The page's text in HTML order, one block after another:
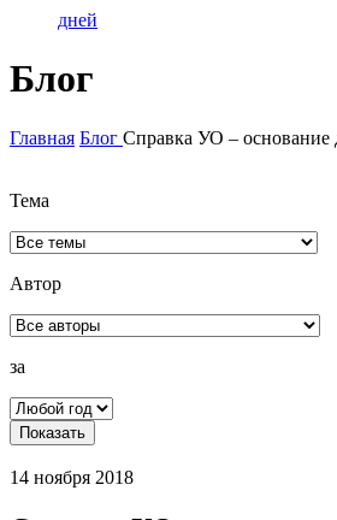
дней
Блог
Главная Блог Справка УО – основание
Тема
Автор
за
Показать
14 ноября 2018